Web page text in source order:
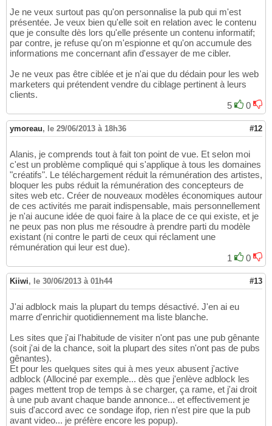
Je ne veux surtout pas qu'on personnalise la pub qui m'est
présentée. Je veux bien qu'elle soit en relation avec le contenu
que je consulte dès lors qu'elle présente un contenu informatif;
par contre, je refuse qu'on m'espionne et qu'on accumule des
informations me concernant afin d'essayer de me cibler.
Je ne veux pas être ciblée et je n'ai que du dédain pour les web
marketers qui prétendent vendre du ciblage pertinent à leurs
clients.
5
0
ymoreau, le 29/06/2013 à 18h36 #12
Alanis, je comprends tout à fait ton point de vue. Et selon moi
c'est un problème compliqué qui s'applique à tous les domaines
"créatifs". Le téléchargement réduit la rémunération des artistes,
bloquer les pubs réduit la rémunération des concepteurs de
sites web etc. Créer de nouveaux modèles économiques autour
de ces activités me parait indispensable, mais personnellement
je n'ai aucune idée de quoi faire à la place de ce qui existe, et je
ne peux pas non plus me résoudre à prendre parti du modèle
existant (ni contre le parti de ceux qui réclament une
rémunération qui leur est due).
1
0
Kiiwi, le 30/06/2013 à 01h44 #13
J'ai adblock mais la plupart du temps désactivé. J'en ai eu
marre d'enrichir quotidiennement ma liste blanche.
Les sites que j'ai l'habitude de visiter n'ont pas une pub gênante
(soit j'ai de la chance, soit la plupart des sites n'ont pas de pubs
gênantes).
Et pour les quelques sites qui à mes yeux abusent j'active
adblock (Allociné par exemple... dès que j'enlève adblock les
pages mettent trop de temps à se charger, ça rame, et j'ai droit
à une pub avant chaque bande annonce... et effectivement je
suis d'accord avec ce sondage ifop, rien n'est pire que la pub
avant video... je préfère encore les popup).